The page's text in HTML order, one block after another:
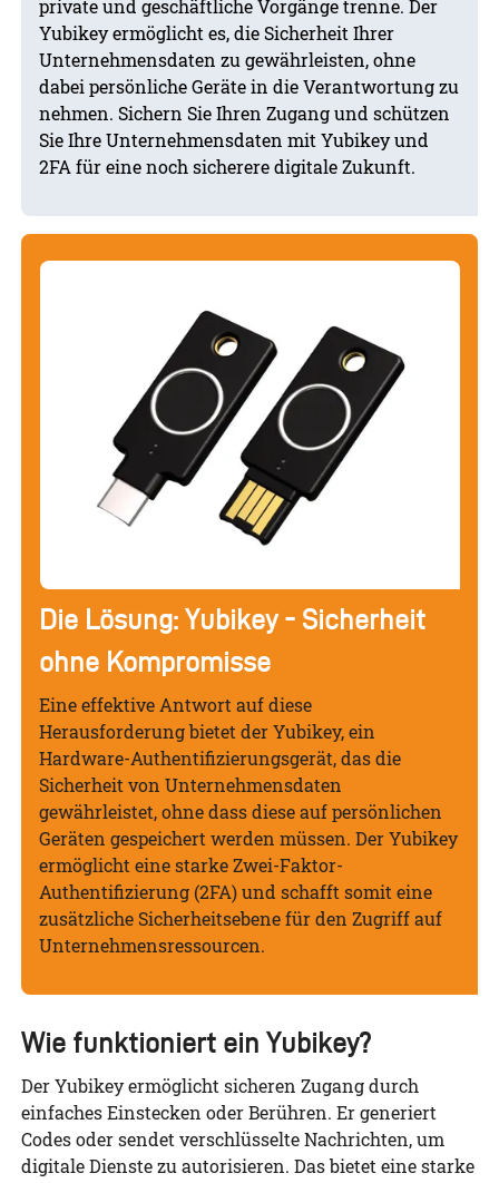
private und geschäftliche Vorgänge trenne. Der
Yubikey ermöglicht es, die Sicherheit Ihrer
Unternehmensdaten zu gewährleisten, ohne
dabei persönliche Geräte in die Verantwortung zu
nehmen. Sichern Sie Ihren Zugang und schützen
Sie Ihre Unternehmensdaten mit Yubikey und
2FA für eine noch sicherere digitale Zukunft.
Die Lösung: Yubikey - Sicherheit
ohne Kompromisse
Eine effektive Antwort auf diese
Herausforderung bietet der Yubikey, ein
Hardware-Authentifizierungsgerät, das die
Sicherheit von Unternehmensdaten
gewährleistet, ohne dass diese auf persönlichen
Geräten gespeichert werden müssen. Der Yubikey
ermöglicht eine starke Zwei-Faktor-
Authentifizierung (2FA) und schafft somit eine
zusätzliche Sicherheitsebene für den Zugriff auf
Unternehmensressourcen.
Wie funktioniert ein Yubikey?
Der Yubikey ermöglicht sicheren Zugang durch
einfaches Einstecken oder Berühren. Er generiert
Codes oder sendet verschlüsselte Nachrichten, um
digitale Dienste zu autorisieren. Das bietet eine starke